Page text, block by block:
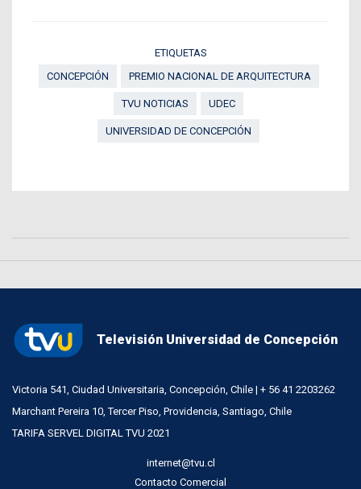
ETIQUETAS
CONCEPCIÓN
PREMIO NACIONAL DE ARQUITECTURA
TVU NOTICIAS UDEC
UNIVERSIDAD DE CONCEPCIÓN
Televisión Universidad de Concepción
Victoria 541, Ciudad Universitaria, Concepción, Chile | + 56 41 2203262
Marchant Pereira 10, Tercer Piso, Providencia, Santiago, Chile
TARIFA SERVEL DIGITAL TVU 2021
internet@tvu.cl
Contacto Comercial